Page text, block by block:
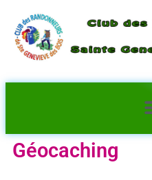
Géocaching